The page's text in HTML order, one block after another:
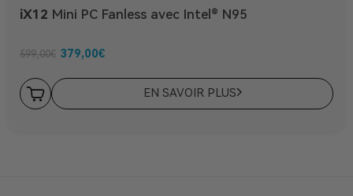
iX12 Mini PC Fanless avec Intel® N95
599,00€ 379,00€
EN SAVOIR PLUS